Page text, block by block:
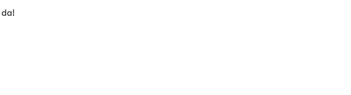
da!